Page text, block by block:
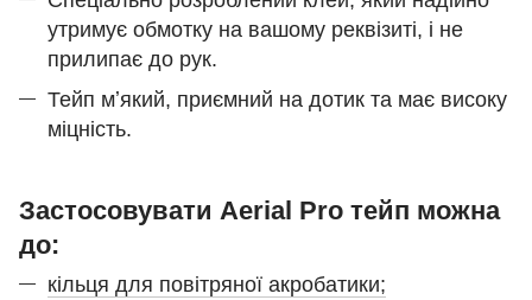
утримує обмотку на вашому реквізиті, і не
прилипає до рук.
Тейп мʼякий, приємний на дотик та має високу
міцність.
Застосовувати Aerial Pro тейп можна
до:
кільця для повітряної акробатики;